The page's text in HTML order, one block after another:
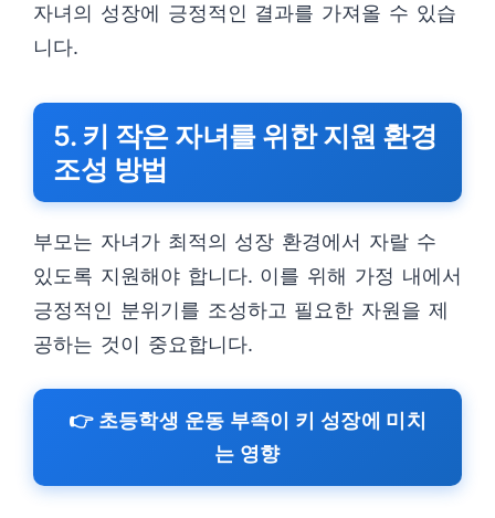
자녀의 성장에 긍정적인 결과를 가져올 수 있습
니다.
5. 키 작은 자녀를 위한 지원 환경
조성 방법
부모는 자녀가 최적의 성장 환경에서 자랄 수
있도록 지원해야 합니다. 이를 위해 가정 내에서
긍정적인 분위기를 조성하고 필요한 자원을 제
공하는 것이 중요합니다.
👉 초등학생 운동 부족이 키 성장에 미치
는 영향